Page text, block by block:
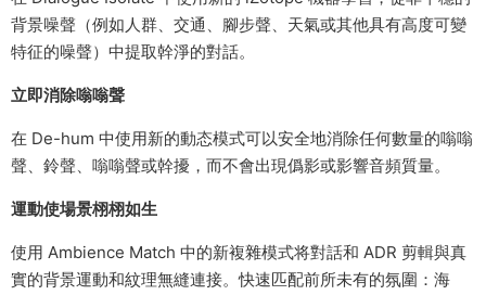
背景噪聲（例如人群、交通、腳步聲、天氣或其他具有高度可變
特征的噪聲）中提取幹淨的對話。
立即消除嗡嗡聲
在 De-hum 中使用新的動态模式可以安全地消除任何數量的嗡嗡
聲、鈴聲、嗡嗡聲或幹擾，而不會出現僞影或影響音頻質量。
運動使場景栩栩如生
使用 Ambience Match 中的新複雜模式将對話和 ADR 剪輯與真
實的背景運動和紋理無縫連接。快速匹配前所未有的氛圍：海